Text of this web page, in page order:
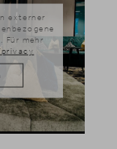
externer
mehr